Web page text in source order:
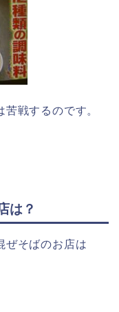
戦するのです。
は？
ぜそばのお店は